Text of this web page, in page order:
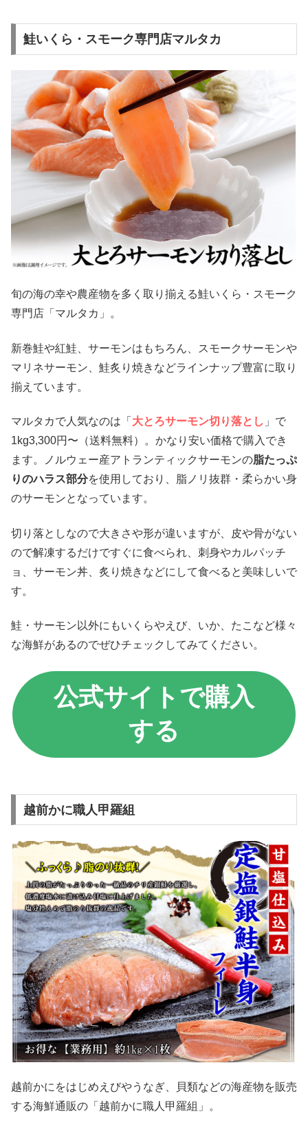
鮭いくら・スモーク専門店マルタカ
旬の海の幸や農産物を多く取り揃える鮭いくら・スモーク
専門店「マルタカ」。
新巻鮭や紅鮭、サーモンはもちろん、スモークサーモンや
マリネサーモン、鮭炙り焼きなどラインナップ豊富に取り
揃えています。
マルタカで人気なのは「 大とろサーモン切り落とし 」で
1kg3,300円〜（送料無料）。かなり安い価格で購入でき
ます。ノルウェー産アトランティックサーモンの脂たっぷ
りのハラス部分を使用しており、脂ノリ抜群・柔らかい身
のサーモンとなっています。
切り落としなので大きさや形が違いますが、皮や骨がない
ので解凍するだけですぐに食べられ、刺身やカルパッチ
ョ、サーモン丼、炙り焼きなどにして食べると美味しいで
す。
鮭・サーモン以外にもいくらやえび、いか、たこなど様々
な海鮮があるのでぜひチェックしてみてください。
公式サイトで購入
する
越前かに職人甲羅組
越前かにをはじめえびやうなぎ、貝類などの海産物を販売
する海鮮通販の「越前かに職人甲羅組」。